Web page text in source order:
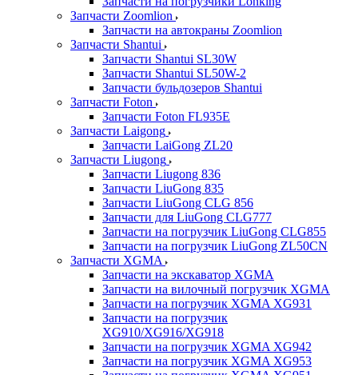
Запчасти Zoomlion
Запчасти на автокраны Zoomlion
Запчасти Shantui
Запчасти Shantui SL30W
Запчасти Shantui SL50W-2
Запчасти бульдозеров Shantui
Запчасти Foton
Запчасти Foton FL935E
Запчасти Laigong
Запчасти LaiGong ZL20
Запчасти Liugong
Запчасти Liugong 836
Запчасти LiuGong 835
Запчасти LiuGong CLG 856
Запчасти для LiuGong CLG777
Запчасти на погрузчик LiuGong CLG855
Запчасти на погрузчик LiuGong ZL50CN
Запчасти XGMA
Запчасти на экскаватор XGMA
Запчасти на вилочный погрузчик XGMA
Запчасти на погрузчик XGMA XG931
Запчасти на погрузчик
XG910/XG916/XG918
Запчасти на погрузчик XGMA XG942
Запчасти на погрузчик XGMA XG953